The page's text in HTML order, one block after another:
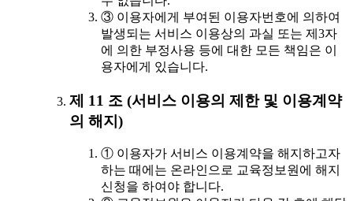
③ 이용자에게 부여된 이용자번호에 의하여
발생되는 서비스 이용상의 과실 또는 제3자
에 의한 부정사용 등에 대한 모든 책임은 이
용자에게 있습니다.
제 11 조 (서비스 이용의 제한 및 이용계약
의 해지)
① 이용자가 서비스 이용계약을 해지하고자
하는 때에는 온라인으로 교육정보원에 해지
신청을 하여야 합니다.